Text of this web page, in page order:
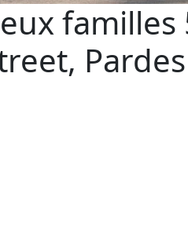
familles